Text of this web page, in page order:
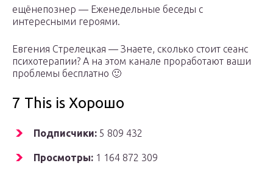
ещёнепознер — Еженедельные беседы с
интересными героями.
Евгения Стрелецкая — Знаете, сколько стоит сеанс
психотерапии? А на этом канале проработают ваши
проблемы бесплатно 🙂
7 This is Хорошо
Подписчики: 5 809 432
Просмотры: 1 164 872 309